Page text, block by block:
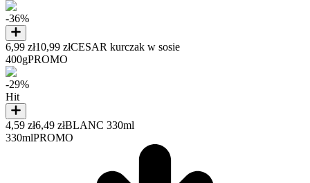
-36%
6,99 zł10,99 złCESAR kurczak w sosie
400gPROMO
-29%
Hit
4,59 zł6,49 złBLANC 330ml
330mlPROMO